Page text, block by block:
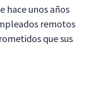
hace unos años
remotos
que sus